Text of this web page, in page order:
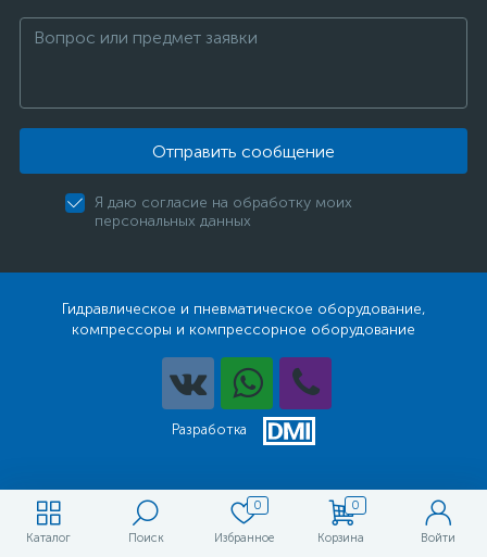
Каталог Поиск
0
Избранное
0
Корзина Войти
Отправить сообщение
Я даю согласие на обработку моих
персональных данных
Гидравлическое и пневматическое оборудование,
компрессоры и компрессорное оборудование
Разработка